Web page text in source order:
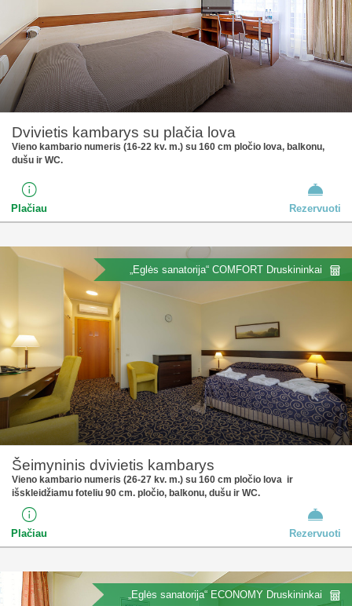
Dvivietis kambarys su plačia lova
Vieno kambario numeris (16-22 kv. m.) su 160 cm pločio lova, balkonu,
dušu ir WC.
Plačiau Rezervuoti
„Eglės sanatorija“ COMFORT Druskininkai
Šeimyninis dvivietis kambarys
Vieno kambario numeris (26-27 kv. m.) su 160 cm pločio lova ir
išskleidžiamu foteliu 90 cm. pločio, balkonu, dušu ir WC.
Plačiau Rezervuoti
„Eglės sanatorija“ ECONOMY Druskininkai